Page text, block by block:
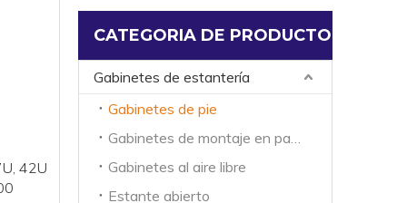
42U
CATEGORIA DE PRODUCTO
Gabinetes de estantería
Gabinetes de pie
Gabinetes de montaje en pared
Gabinetes al aire libre
Estante abierto